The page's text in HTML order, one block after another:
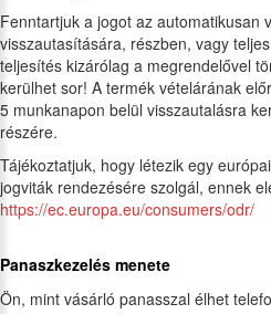
Fenntartjuk a jogot az automatikusan
visszautasítására, részben, vagy
teljesítés kizárólag a megrendelővel
kerülhet sor! A termék vételárának
5 munkanapon belül visszautalásra
részére.
Tájékoztatjuk, hogy létezik egy
jogviták rendezésére szolgál, ennek
https://ec.europa.eu/consumers/odr/
Panaszkezelés menete
Ön, mint vásárló panasszal élhet